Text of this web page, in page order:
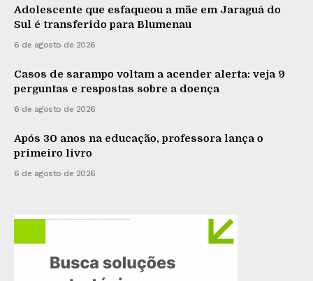
Adolescente que esfaqueou a mãe em Jaraguá do
Sul é transferido para Blumenau
6 de agosto de 2026
Casos de sarampo voltam a acender alerta: veja 9
perguntas e respostas sobre a doença
6 de agosto de 2026
Após 30 anos na educação, professora lança o
primeiro livro
6 de agosto de 2026